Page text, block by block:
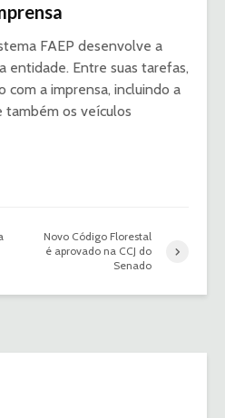
FAEP desenvolve a
entidade. Entre suas tarefas,
com a imprensa, incluindo a
também os veículos
Novo Código Florestal
é aprovado na CCJ do
Senado